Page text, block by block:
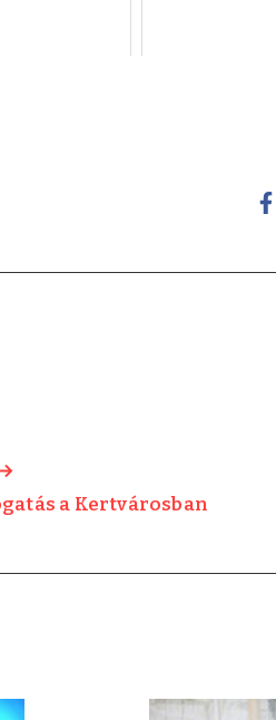
a Kertvárosban